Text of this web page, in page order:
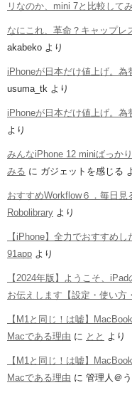
リなのか、mini 7と比較して
なにこれ、革命？キャップレ
akabeko より
iPhoneが日本だけ値上げ。
usuma_tk より
iPhoneが日本だけ値上げ。
より
みんなiPhone 12 miniばっか
みる に ガジェットを感じる
おすすめWorkflow６．毎日
Robolibrary より
【iPhone】全力でおすすめ
91app より
【2024年版】ようこそ、
お伝えします【設定・使い方
【M1と同じ！は嘘】
Macである理由 に とと より
【M1と同じ！は嘘】
Macである理由 に 管理人＠